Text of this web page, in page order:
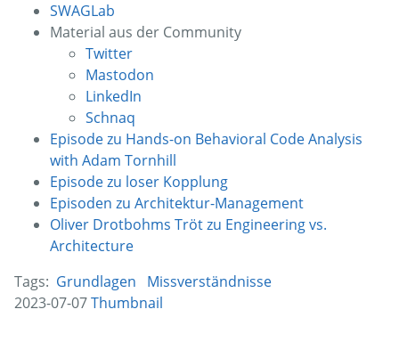
SWAGLab
Material aus der Community
Twitter
Mastodon
LinkedIn
Schnaq
Episode zu Hands-on Behavioral Code Analysis
with Adam Tornhill
Episode zu loser Kopplung
Episoden zu Architektur-Management
Oliver Drotbohms Tröt zu Engineering vs.
Architecture
Tags: Grundlagen
Missverständnisse
2023-07-07Thumbnail